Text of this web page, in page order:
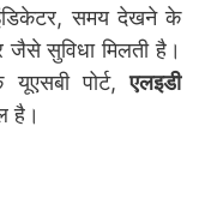
इंडिकेटर, समय देखने के
सुविधा मिलती है।
पोर्ट,एलइडी
है।